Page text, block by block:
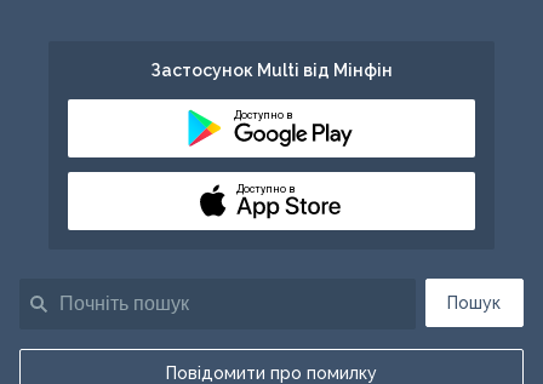
Пошук
Повідомити про помилку
Застосунок Multi від Мінфін
Доступно в
Доступно в